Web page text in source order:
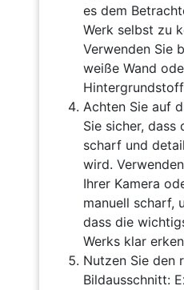
es dem
Werk selbst zu
Verwenden Sie
weiße Wand
Achten Sie auf
Sie sicher, dass
scharf und
wird.
Ihrer Kamera
manuell scharf,
dass die
Werks klar
Nutzen Sie den
Bildausschnitt: